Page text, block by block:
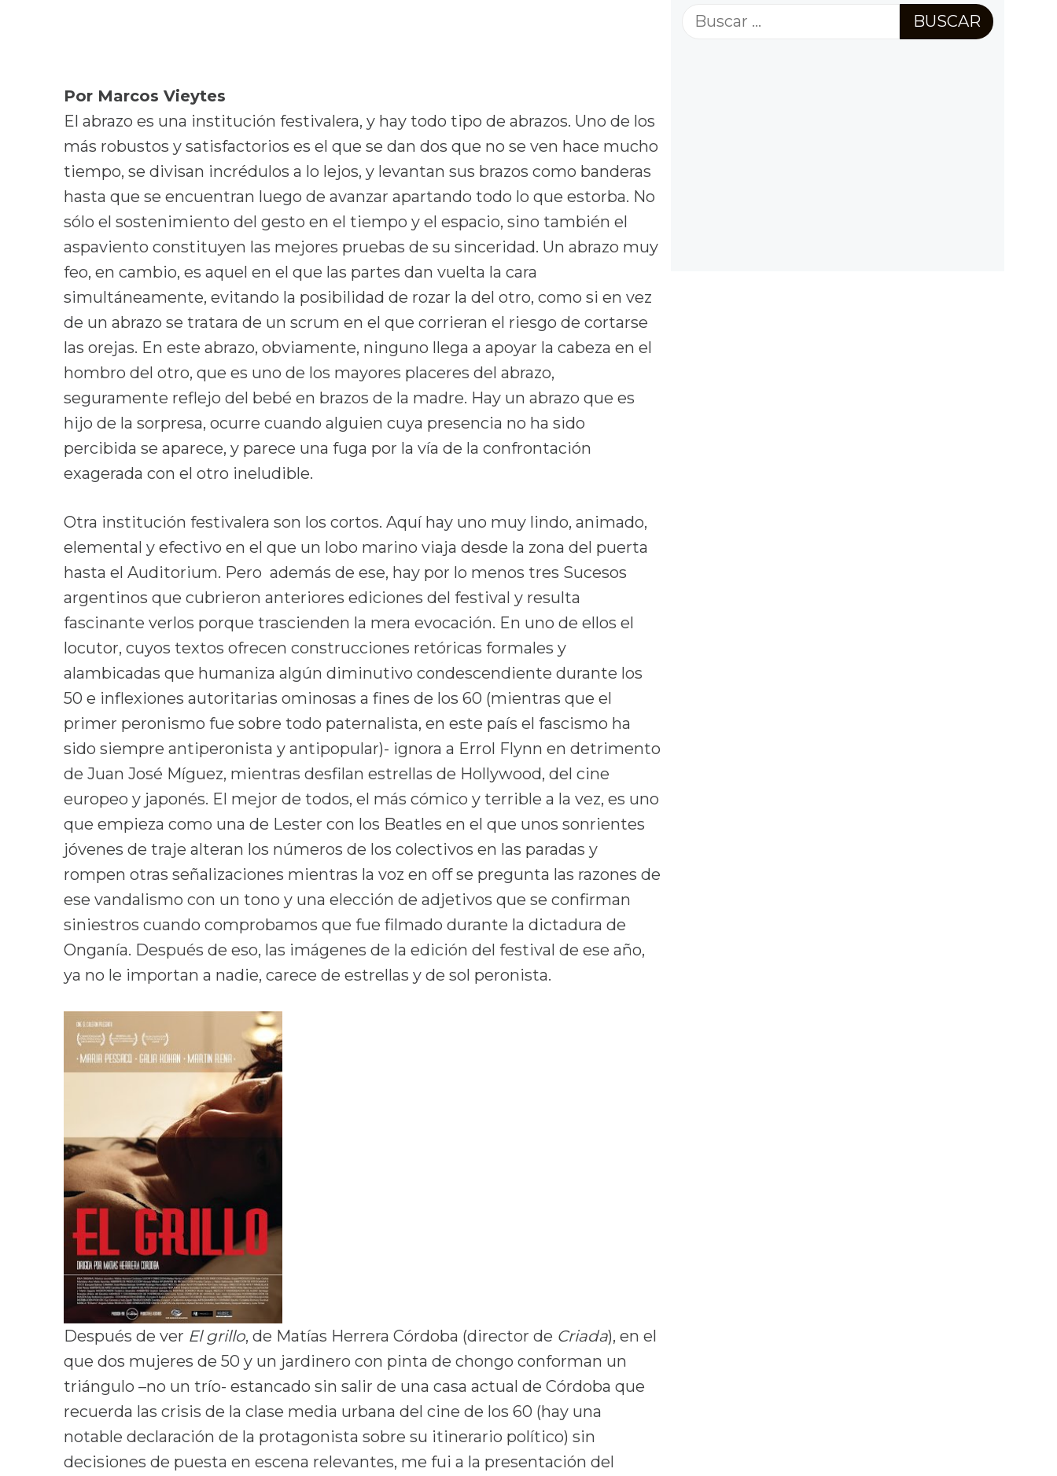
Por Marcos Vieytes
El abrazo es una institución festivalera, y hay todo tipo de abrazos. Uno de los
más robustos y satisfactorios es el que se dan dos que no se ven hace mucho
tiempo, se divisan incrédulos a lo lejos, y levantan sus brazos como banderas
hasta que se encuentran luego de avanzar apartando todo lo que estorba. No
sólo el sostenimiento del gesto en el tiempo y el espacio, sino también el
aspaviento constituyen las mejores pruebas de su sinceridad. Un abrazo muy
feo, en cambio, es aquel en el que las partes dan vuelta la cara
simultáneamente, evitando la posibilidad de rozar la del otro, como si en vez
de un abrazo se tratara de un scrum en el que corrieran el riesgo de cortarse
las orejas. En este abrazo, obviamente, ninguno llega a apoyar la cabeza en el
hombro del otro, que es uno de los mayores placeres del abrazo,
seguramente reflejo del bebé en brazos de la madre. Hay un abrazo que es
hijo de la sorpresa, ocurre cuando alguien cuya presencia no ha sido
percibida se aparece, y parece una fuga por la vía de la confrontación
exagerada con el otro ineludible.
Otra institución festivalera son los cortos. Aquí hay uno muy lindo, animado,
elemental y efectivo en el que un lobo marino viaja desde la zona del puerta
hasta el Auditorium. Pero además de ese, hay por lo menos tres Sucesos
argentinos que cubrieron anteriores ediciones del festival y resulta
fascinante verlos porque trascienden la mera evocación. En uno de ellos el
locutor, cuyos textos ofrecen construcciones retóricas formales y
alambicadas que humaniza algún diminutivo condescendiente durante los
50 e inflexiones autoritarias ominosas a fines de los 60 (mientras que el
primer peronismo fue sobre todo paternalista, en este país el fascismo ha
sido siempre antiperonista y antipopular)- ignora a Errol Flynn en detrimento
de Juan José Míguez, mientras desfilan estrellas de Hollywood, del cine
europeo y japonés. El mejor de todos, el más cómico y terrible a la vez, es uno
que empieza como una de Lester con los Beatles en el que unos sonrientes
jóvenes de traje alteran los números de los colectivos en las paradas y
rompen otras señalizaciones mientras la voz en off se pregunta las razones de
ese vandalismo con un tono y una elección de adjetivos que se confirman
siniestros cuando comprobamos que fue filmado durante la dictadura de
Onganía. Después de eso, las imágenes de la edición del festival de ese año,
ya no le importan a nadie, carece de estrellas y de sol peronista.
Después de ver El grillo, de Matías Herrera Córdoba (director de Criada), en el
que dos mujeres de 50 y un jardinero con pinta de chongo conforman un
triángulo –no un trío- estancado sin salir de una casa actual de Córdoba que
recuerda las crisis de la clase media urbana del cine de los 60 (hay una
notable declaración de la protagonista sobre su itinerario político) sin
decisiones de puesta en escena relevantes, me fui a la presentación del
Buscar: